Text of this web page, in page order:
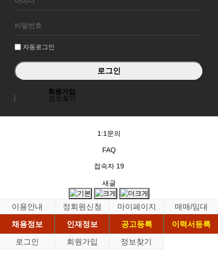
원
그
자동로그인
회원가입
정보찾기
1:1문의
FAQ
접속자 19
새글
이용안내 정회원신청 마이페이지
매매/임대
채용정보
인재정보 공고등록
이력서등록
로그인
회원가입 정보찾기